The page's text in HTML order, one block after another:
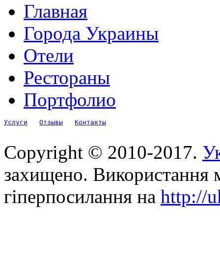
Главная
Города Украины
Отели
Рестораны
Портфолио
Услуги Отзывы Контакты
Copyright © 2010-2017.
захищено. Використання
гіперпосилання на http://